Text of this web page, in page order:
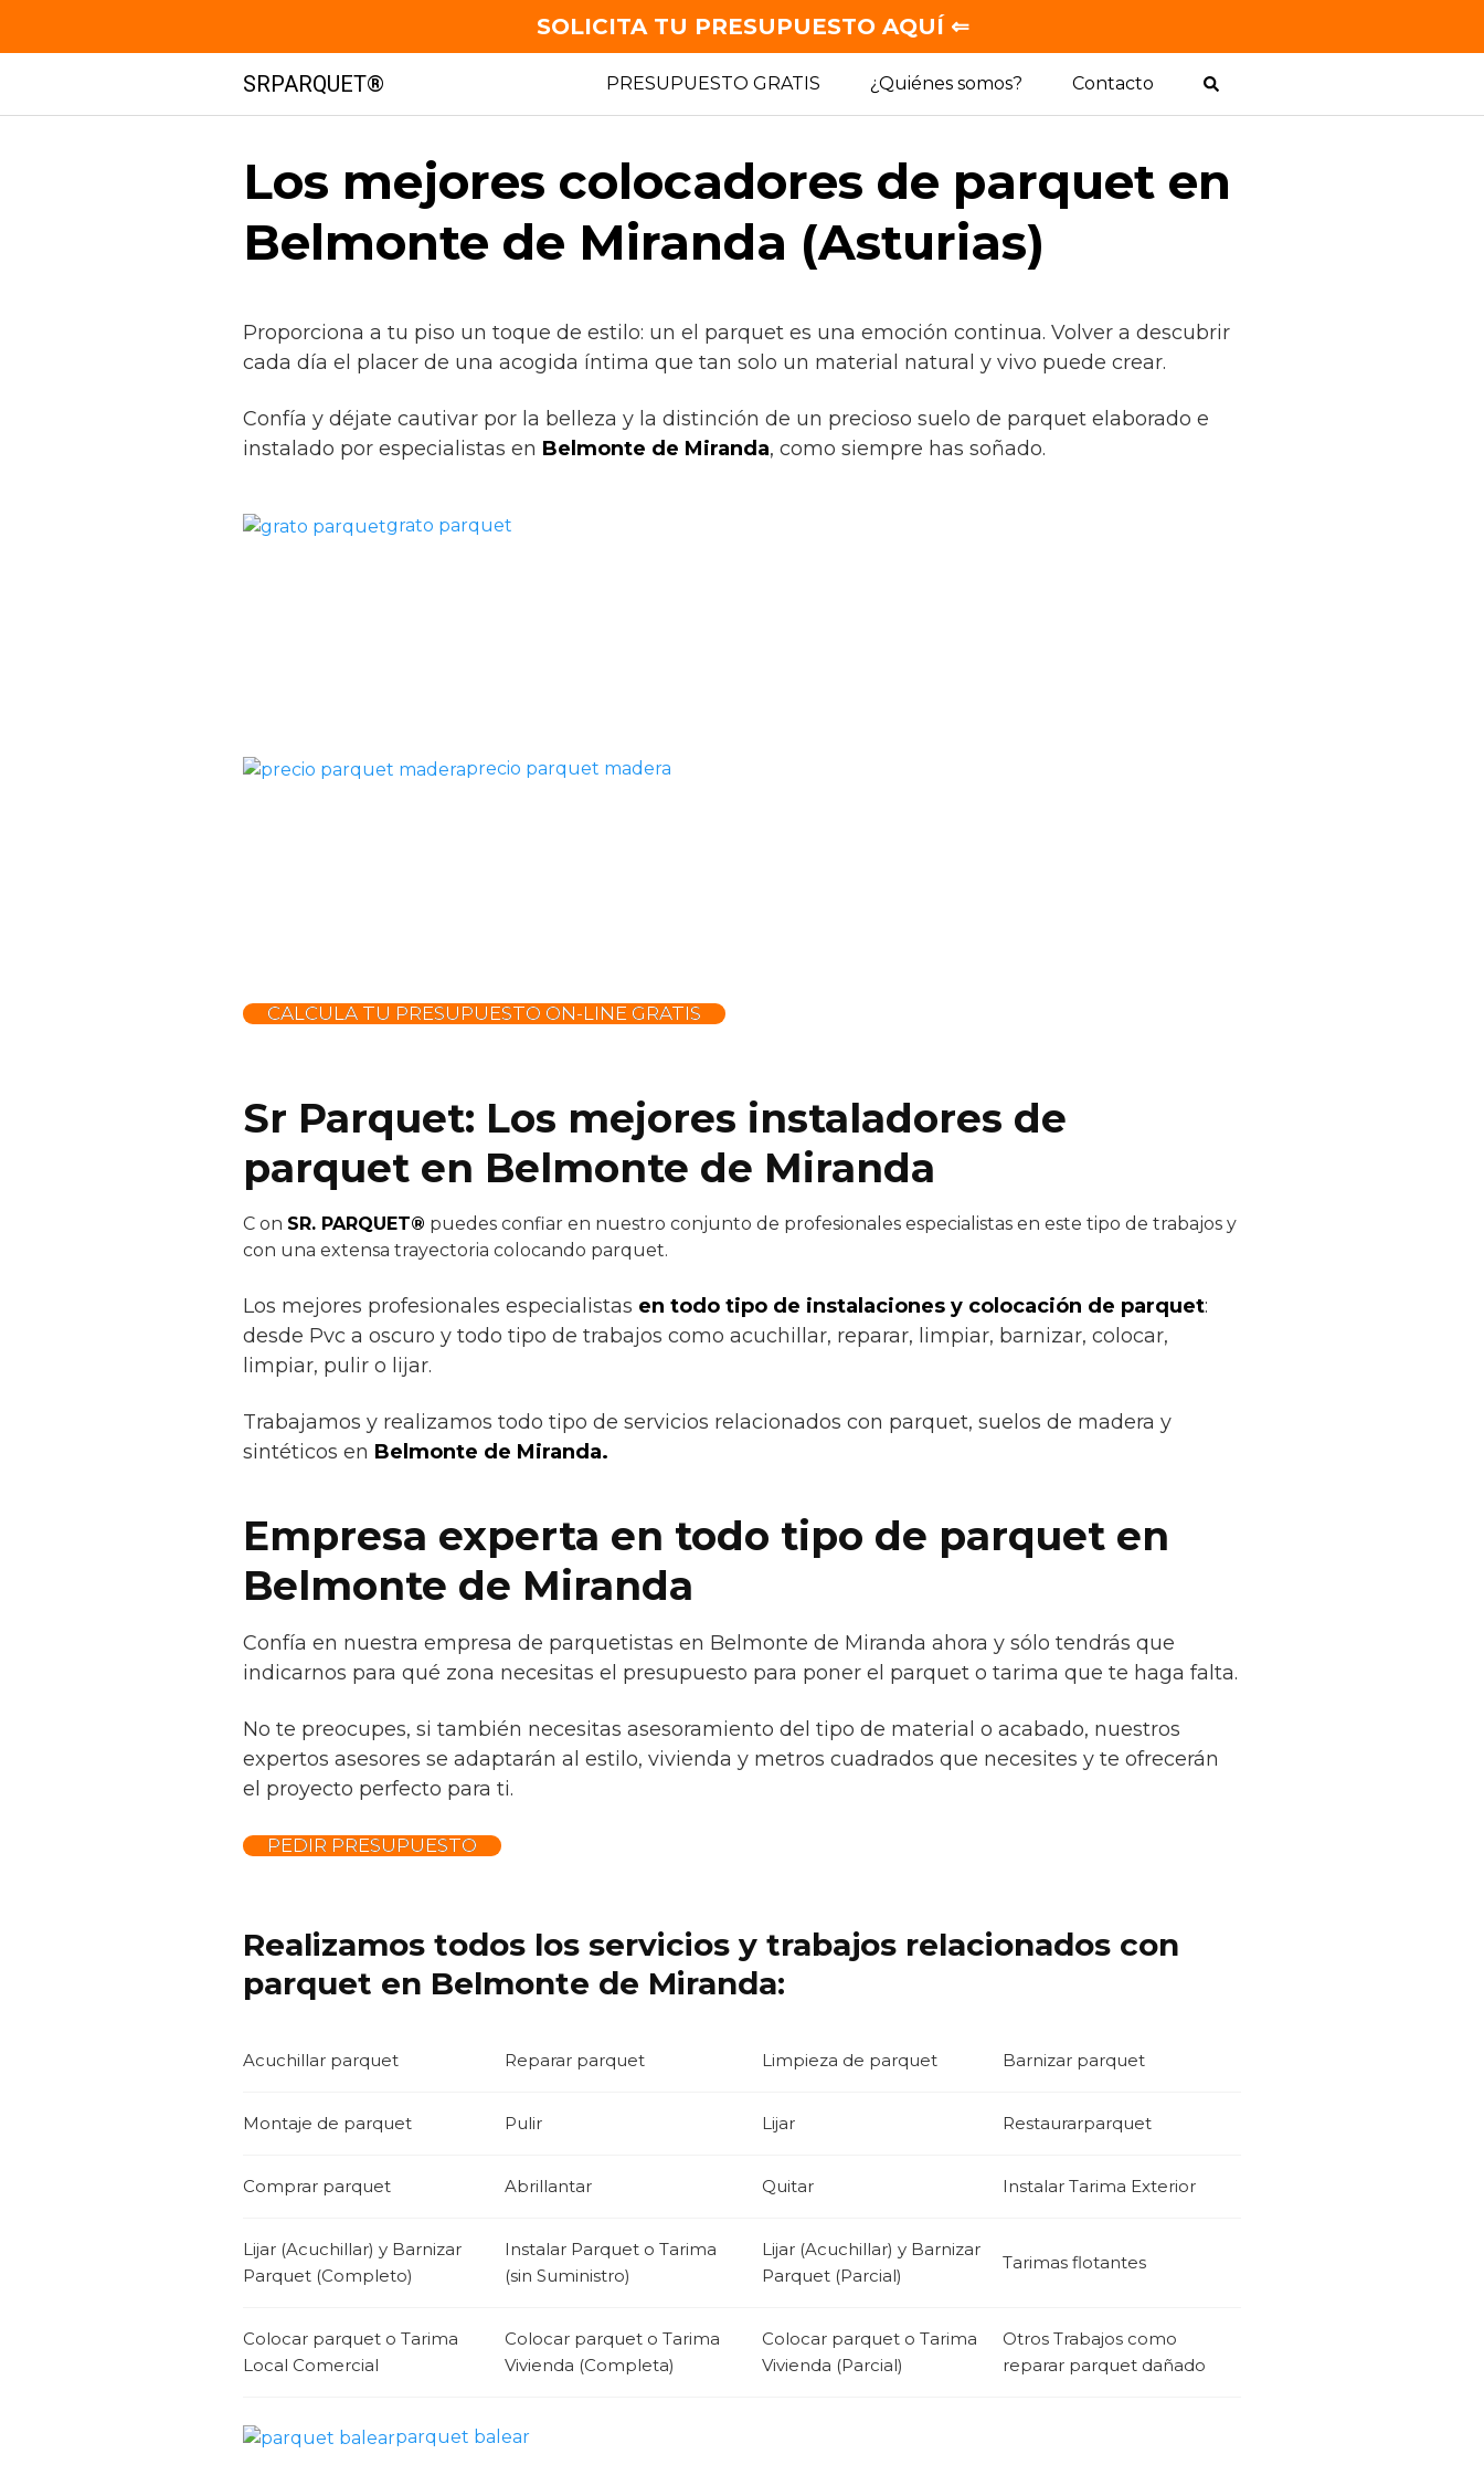
contenido
SRPARQUET® PRESUPUESTO GRATIS ¿Quiénes somos? Contacto
Los mejores colocadores de parquet en
Belmonte de Miranda (Asturias)
Proporciona a tu piso un toque de estilo: un el parquet es una emoción continua. Volver a descubrir
cada día el placer de una acogida íntima que tan solo un material natural y vivo puede crear.
Confía y déjate cautivar por la belleza y la distinción de un precioso suelo de parquet elaborado e
instalado por especialistas en Belmonte de Miranda, como siempre has soñado.
grato parquet
precio parquet madera
CALCULA TU PRESUPUESTO ON-LINE GRATIS
Sr Parquet: Los mejores instaladores de
parquet en Belmonte de Miranda
C on SR. PARQUET® puedes confiar en nuestro conjunto de profesionales especialistas en este tipo de trabajos y
con una extensa trayectoria colocando parquet.
Los mejores profesionales especialistas en todo tipo de instalaciones y colocación de parquet:
desde Pvc a oscuro y todo tipo de trabajos como acuchillar, reparar, limpiar, barnizar, colocar,
limpiar, pulir o lijar.
Trabajamos y realizamos todo tipo de servicios relacionados con parquet, suelos de madera y
sintéticos en Belmonte de Miranda.
Empresa experta en todo tipo de parquet en
Belmonte de Miranda
Confía en nuestra empresa de parquetistas en Belmonte de Miranda ahora y sólo tendrás que
indicarnos para qué zona necesitas el presupuesto para poner el parquet o tarima que te haga falta.
No te preocupes, si también necesitas asesoramiento del tipo de material o acabado, nuestros
expertos asesores se adaptarán al estilo, vivienda y metros cuadrados que necesites y te ofrecerán
el proyecto perfecto para ti.
PEDIR PRESUPUESTO
Realizamos todos los servicios y trabajos relacionados con
parquet en Belmonte de Miranda:
Acuchillar parquet Reparar parquet Limpieza de parquet Barnizar parquet
Montaje de parquet Pulir Lijar Restaurarparquet
Comprar parquet Abrillantar Quitar Instalar Tarima Exterior
Lijar (Acuchillar) y Barnizar
Parquet (Completo)
Instalar Parquet o Tarima
(sin Suministro)
Lijar (Acuchillar) y Barnizar
Parquet (Parcial)
Tarimas flotantes
Colocar parquet o Tarima
Local Comercial
Colocar parquet o Tarima
Vivienda (Completa)
Colocar parquet o Tarima
Vivienda (Parcial)
Otros Trabajos como
reparar parquet dañado
parquet balear
SOLICITA TU PRESUPUESTO AQUÍ ⇐